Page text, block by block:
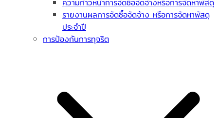
ความก้าวหน้าการจัดซื้อจัดจ้างหรือการจัดหาพัสดุ
รายงานผลการจัดซื้อจัดจ้าง หรือการจัดหาพัสดุ
ประจำปี
การป้องกันการทุจริต